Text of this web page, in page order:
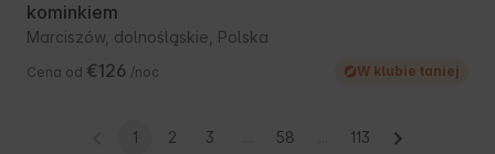
kominkiem
Marciszów, dolnośląskie, Polska
Cena od €126 /noc W klubie taniej
1 2 3 58 113